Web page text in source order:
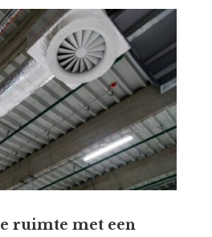
ruimte met een